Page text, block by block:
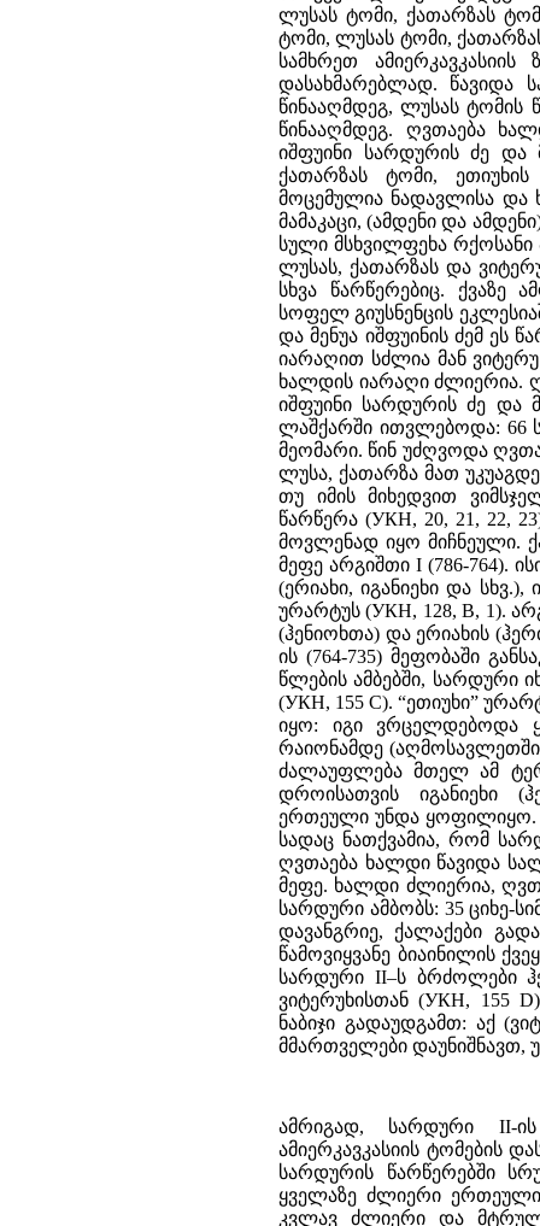
ლუსას ტომი, ქათარზას
ტომი, ლუსას ტომი,
სამხრეთ
დასახმარებლად. წავიდა
წინააღმდეგ, ლუსას ტომის
წინააღმდეგ. ღვთაება
იშფუინი სარდურის ძე და
ქათარზას ტომი,
მოცემულია ნადავლისა და
მამაკაცი, (ამდენი და
სული მსხვილფეხა რქოსანი
ლუსას, ქათარზას და
სხვა წარწერებიც. ქვაზე
სოფელ გიუსნენცის
და მენუა იშფუინის ძემ ეს
იარაღით სძლია მან
ხალდის იარაღი ძლიერია.
იშფუინი სარდურის ძე და
ლაშქარში ითვლებოდა: 66
მეომარი. წინ უძღვოდა
ლუსა, ქათარზა მათ
თუ იმის მიხედვით
წარწერა (УКН, 20, 21, 22,
მოვლენად იყო მიჩნეული.
მეფე არგიშთი I (786-764).
(ერიახი, იგანიეხი და
ურარტუს (УКН, 128, В, 1).
(ჰენიოხთა) და ერიახის
ის (764-735) მეფობაში
წლების ამბებში, სარდური
(УКН, 155 C). “ეთიუხი”
იყო: იგი ვრცელდებოდა
რაიონამდე
ძალაუფლება მთელ ამ
დროისათვის იგანიეხი
ერთეული უნდა ყოფილიყო.
სადაც ნათქვამია, რომ
ღვთაება ხალდი წავიდა
მეფე. ხალდი ძლიერია,
სარდური ამბობს: 35 ციხე-
დავანგრიე, ქალაქები
წამოვიყვანე ბიაინილის
სარდური II–ს ბრძოლები
ვიტერუხისთან (УКН, 155
ნაბიჯი გადაუდგამთ: აქ
მმართველები დაუნიშნავთ,
ამრიგად, სარდური II-
ამიერკავკასიის ტომების
სარდურის წარწერებში
ყველაზე ძლიერი
კვლავ ძლიერი და